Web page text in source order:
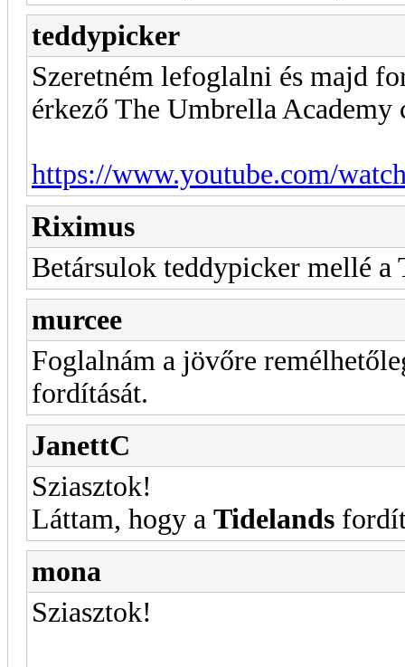
teddypicker
Szeretném lefoglalni és majd
érkező The Umbrella
https://www.youtube.com/
Riximus
Betársulok teddypicker mellé
murcee
Foglalnám a jövőre
fordítását.
JanettC
Sziasztok!
Láttam, hogy a Tidelands
mona
Sziasztok!